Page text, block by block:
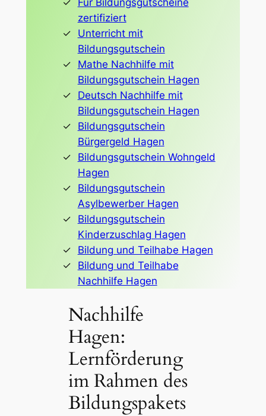
Für Bildungsgutscheine
zertifiziert
Unterricht mit
Bildungsgutschein
Mathe Nachhilfe mit
Bildungsgutschein Hagen
Deutsch Nachhilfe mit
Bildungsgutschein Hagen
Bildungsgutschein
Bürgergeld Hagen
Bildungsgutschein Wohngeld
Hagen
Bildungsgutschein
Asylbewerber Hagen
Bildungsgutschein
Kinderzuschlag Hagen
Bildung und Teilhabe Hagen
Bildung und Teilhabe
Nachhilfe Hagen
Nachhilfe
Hagen:
Lernförderung
im Rahmen des
Bildungspakets